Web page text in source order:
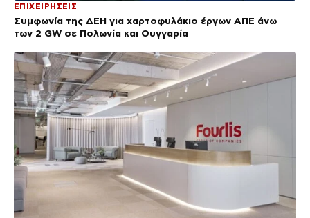
ΕΠΙΧΕΙΡΗΣΕΙΣ
Συμφωνία της ΔΕΗ για χαρτοφυλάκιο έργων ΑΠΕ άνω
των 2 GW σε Πολωνία και Ουγγαρία